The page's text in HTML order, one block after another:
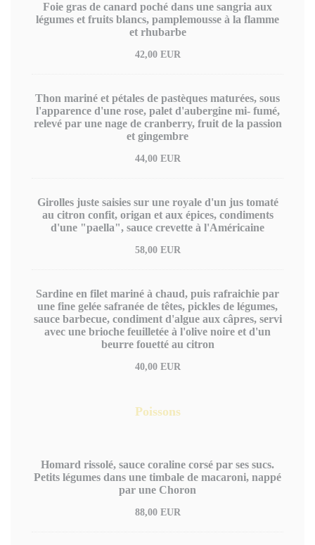
Foie gras de canard poché dans une sangria aux
légumes et fruits blancs, pamplemousse à la flamme
et rhubarbe
42,00 EUR
Thon mariné et pétales de pastèques maturées, sous
l'apparence d'une rose, palet d'aubergine mi- fumé,
relevé par une nage de cranberry, fruit de la passion
et gingembre
44,00 EUR
Girolles juste saisies sur une royale d'un jus tomaté
au citron confit, origan et aux épices, condiments
d'une "paella", sauce crevette à l'Américaine
58,00 EUR
Sardine en filet mariné à chaud, puis rafraichie par
une fine gelée safranée de têtes, pickles de légumes,
sauce barbecue, condiment d'algue aux câpres, servi
avec une brioche feuilletée à l'olive noire et d'un
beurre fouetté au citron
40,00 EUR
Poissons
Homard rissolé, sauce coraline corsé par ses sucs.
Petits légumes dans une timbale de macaroni, nappé
par une Choron
88,00 EUR